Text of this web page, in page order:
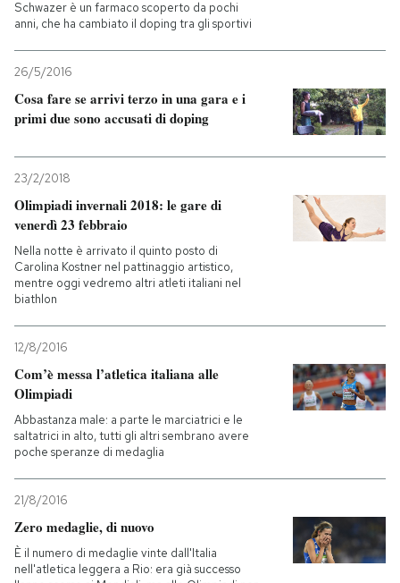
SHOP
CALENDARIO
AREA PERSONALE
Schwazer è un farmaco scoperto da pochi
anni, che ha cambiato il doping tra gli sportivi
26/5/2016
Cosa fare se arrivi terzo in una gara e i
primi due sono accusati di doping
23/2/2018
Olimpiadi invernali 2018: le gare di
venerdì 23 febbraio
Nella notte è arrivato il quinto posto di
Carolina Kostner nel pattinaggio artistico,
mentre oggi vedremo altri atleti italiani nel
biathlon
12/8/2016
Com’è messa l’atletica italiana alle
Olimpiadi
Abbastanza male: a parte le marciatrici e le
saltatrici in alto, tutti gli altri sembrano avere
poche speranze di medaglia
21/8/2016
Zero medaglie, di nuovo
È il numero di medaglie vinte dall'Italia
nell'atletica leggera a Rio: era già successo